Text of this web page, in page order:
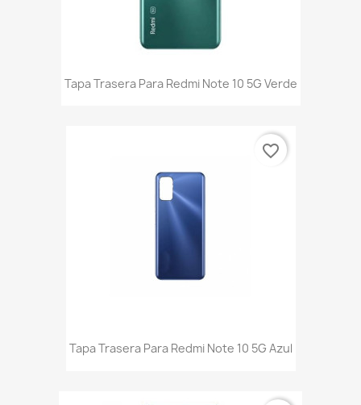
Tapa Trasera Para Redmi Note 10 5G Verde
Tapa Trasera Para Redmi Note 10 5G Azul
favorite_border